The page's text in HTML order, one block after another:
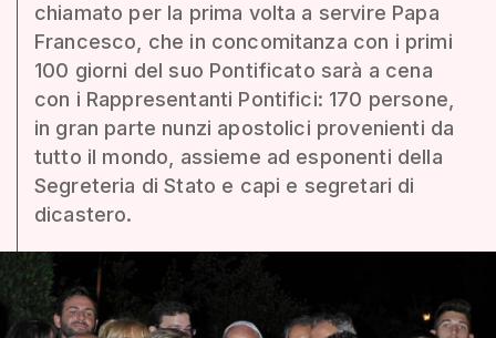
chiamato per la prima volta a servire Papa
Francesco, che in concomitanza con i primi
100 giorni del suo Pontificato sarà a cena
con i Rappresentanti Pontifici: 170 persone,
in gran parte nunzi apostolici provenienti da
tutto il mondo, assieme ad esponenti della
Segreteria di Stato e capi e segretari di
dicastero.